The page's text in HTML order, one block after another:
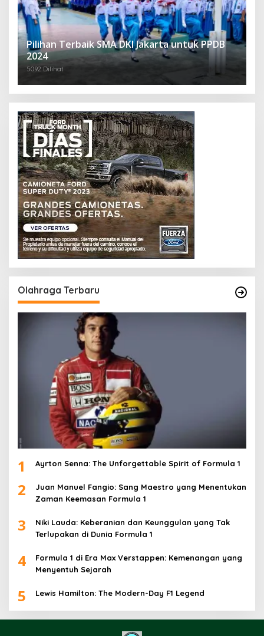
Pilihan Terbaik SMA DKI Jakarta untuk PPDB
2024
5092 Dilihat
Olahraga Terbaru
1 Ayrton Senna: The Unforgettable Spirit of Formula 1
2
Juan Manuel Fangio: Sang Maestro yang Menentukan
Zaman Keemasan Formula 1
3
Niki Lauda: Keberanian dan Keunggulan yang Tak
Terlupakan di Dunia Formula 1
4
Formula 1 di Era Max Verstappen: Kemenangan yang
Menyentuh Sejarah
5 Lewis Hamilton: The Modern-Day F1 Legend